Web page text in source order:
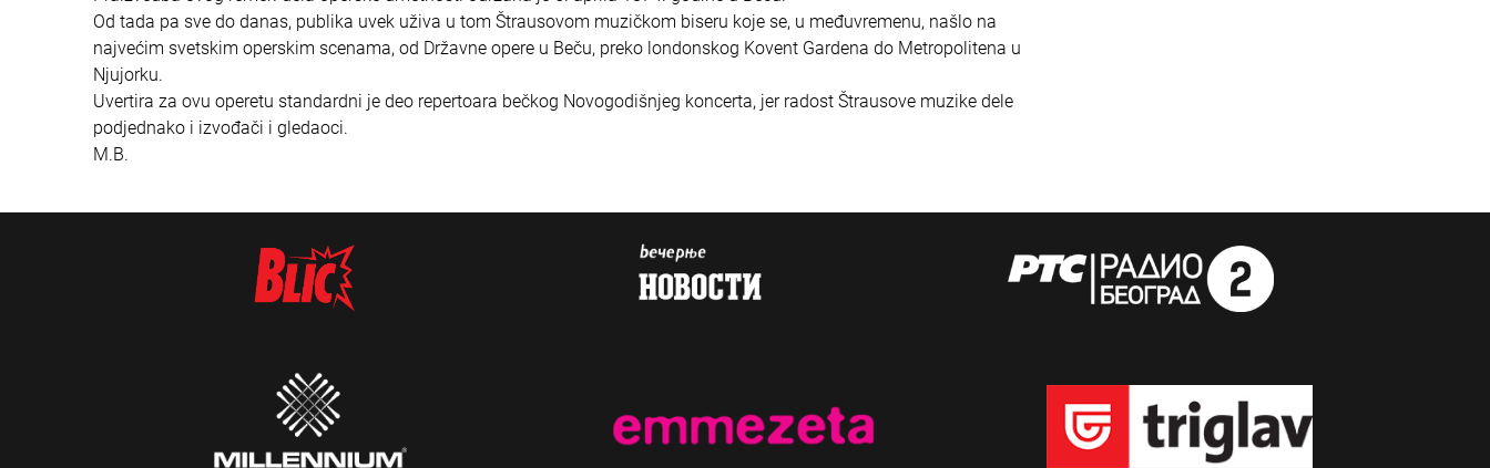
Od tada pa sve do danas, publika uvek uživa u tom Štrausovom muzičkom biseru koje se, u međuvremenu, našlo na
najvećim svetskim operskim scenama, od Državne opere u Beču, preko londonskog Kovent Gardena do Metropolitena u
Njujorku.
Uvertira za ovu operetu standardni je deo repertoara bečkog Novogodišnjeg koncerta, jer radost Štrausove muzike dele
podjednako i izvođači i gledaoci.
M.B.